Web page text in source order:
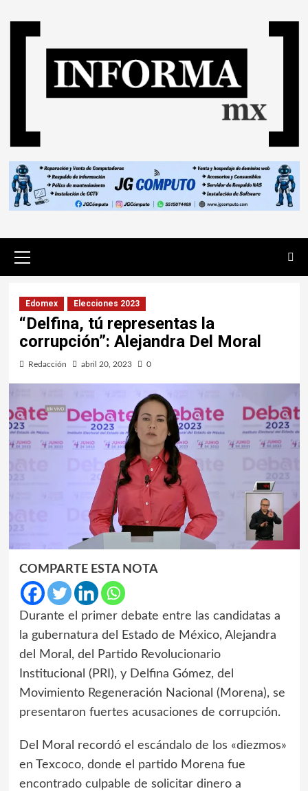
Edomex Elecciones 2023
“Delfina, tú representas la
corrupción”: Alejandra Del Moral
Redacción abril 20, 2023 0
COMPARTE ESTA NOTA
Durante el primer debate entre las candidatas a
la gubernatura del Estado de México, Alejandra
del Moral, del Partido Revolucionario
Institucional (PRI), y Delfina Gómez, del
Movimiento Regeneración Nacional (Morena), se
presentaron fuertes acusaciones de corrupción.
Del Moral recordó el escándalo de los «diezmos»
en Texcoco, donde el partido Morena fue
encontrado culpable de solicitar dinero a